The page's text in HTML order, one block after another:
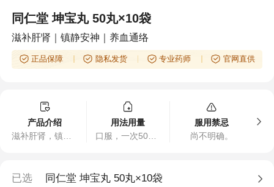
同仁堂 坤宝丸 50丸×10袋
滋补肝肾｜镇静安神｜养血通络
正品保障 隐私发货 专业药师 官网直供
产品介绍
用法用量
口服，一次50粒，一日2次。
服用禁忌
尚不明确。
已选 同仁堂 坤宝丸 50丸×10袋